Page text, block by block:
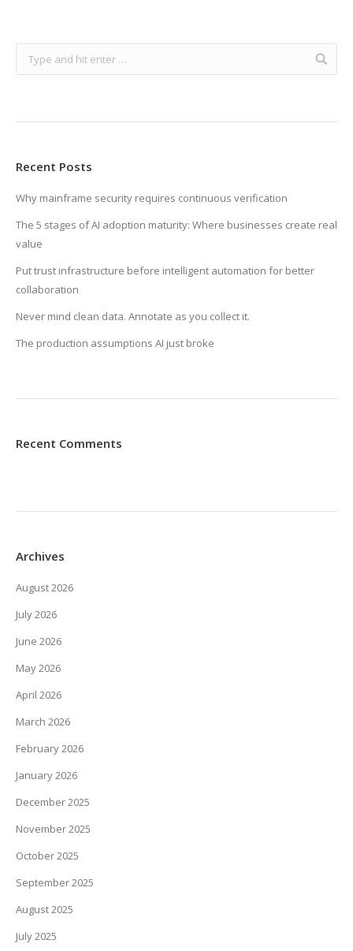
Recent Posts
Why mainframe security requires continuous verification
The 5 stages of AI adoption maturity: Where businesses create real
value
Put trust infrastructure before intelligent automation for better
collaboration
Never mind clean data. Annotate as you collect it.
The production assumptions AI just broke
Recent Comments
Archives
August 2026
July 2026
June 2026
May 2026
April 2026
March 2026
February 2026
January 2026
December 2025
November 2025
October 2025
September 2025
August 2025
July 2025